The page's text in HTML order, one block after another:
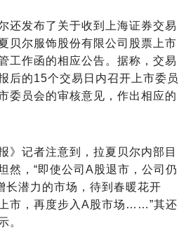
发布了关于收到上海证券交易
贝尔服饰股份有限公司股票上市
工作函的相应公告。据称，交易
后的15个交易日内召开上市委员
委员会的审核意见，作出相应的
记者注意到，拉夏贝尔内部目
然，“即使公司A股退市，公司仍
长潜力的市场，待到春暖花开
市，再度步入A股市场……”其还
。